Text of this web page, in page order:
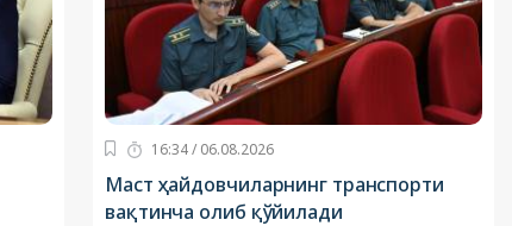
16:34 / 06.08.2026
Маст ҳайдовчиларнинг транспорти
вақтинча олиб қўйилади